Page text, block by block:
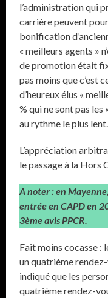
l’administration qui
carrière peuvent
bonification
« meilleurs agents »
de promotion était
pas moins que c’est
d’heureux élus «
% qui ne sont pas
au rythme le plus lent…
L’appréciation
le passage à la Hors
A noter : en
entrée en CAPD en
3ème avis PPCR.
Fait moins cocasse :
un quatrième
indiqué que les
quatrième rendez-